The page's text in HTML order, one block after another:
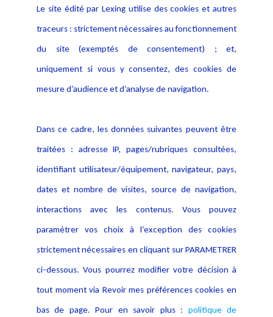
Alerte professionnelle
Déclaration d'accessibilité
Notice Légale
Politique de protection des
données
Publications
Le site édité par Lexing utilise des cookies et autres
traceurs : strictement nécessaires au fonctionnement
du site (exemptés de consentement) ; et,
uniquement si vous y consentez, des cookies de
mesure d’audience et d’analyse de navigation.
Dans ce cadre, les données suivantes peuvent être
traitées : adresse IP, pages/rubriques consultées,
identifiant utilisateur/équipement, navigateur, pays,
dates et nombre de visites, source de navigation,
interactions avec les contenus. Vous pouvez
paramétrer vos choix à l’exception des cookies
strictement nécessaires en cliquant sur PARAMETRER
ci-dessous. Vous pourrez modifier votre décision à
tout moment via Revoir mes préférences cookies en
bas de page. Pour en savoir plus : politique de